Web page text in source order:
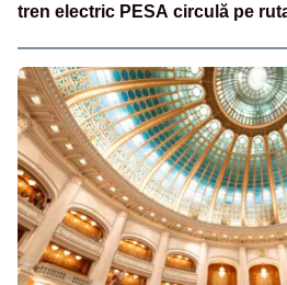
tren electric PESA circulă pe